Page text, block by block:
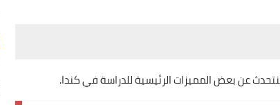
عن بعض المميزات الرئيسية للدراسة في كندا.